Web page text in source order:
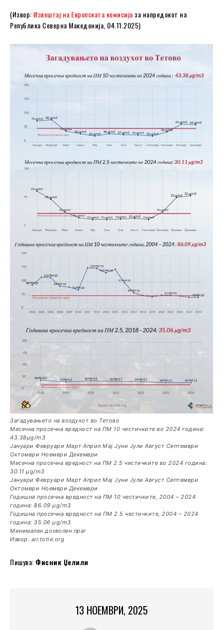
(Извор: Извештај на Европската комисија за напредокот на
Република Северна Македонија, 04.11.2025)
Загадувањето на воздухот во Тетово
Месечна просечна вредност на ПМ 10 честичките во 2024 година:
43.38µg/m3
Јануари Февруари Март Април Мај Јуни Јули Август Септември
Октомври Ноември Декември
Месечна просечна вредност на ПМ 2.5 честичките во 2024 година:
30.11 µg/m3
Јануари Февруари Март Април Мај Јуни Јули Август Септември
Октомври Ноември Декември
Годишна просечна вредност на ПМ 10 честичките, 2004 – 2024
година: 86.09 µg/m3
Годишна просечна вредност на ПМ 2.5 честичките, 2004 – 2024
година: 35.06 µg/m3
Минимален дозволен праг
Извор: air.totle.org
Пишува: Фисник Џелили
13 НОЕМВРИ, 2025